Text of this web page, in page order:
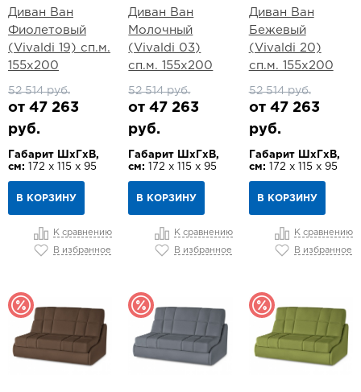
Диван Ван
Фиолетовый
(Vivaldi 19) сп.м.
155х200
52 514 руб.
от 47 263
руб.
Габарит ШхГхВ,
см: 172 х 115 х 95
В КОРЗИНУ
К сравнению
В избранное
Диван Ван
Молочный
(Vivaldi 03)
сп.м. 155х200
52 514 руб.
от 47 263
руб.
Габарит ШхГхВ,
см:
172 х 115 х 95
В КОРЗИНУ
К сравнению
В избранное
Диван Ван
Бежевый
(Vivaldi 20)
сп.м. 155х200
52 514 руб.
от 47 263
руб.
Габарит ШхГхВ,
см: 172 х 115 х 95
В КОРЗИНУ
К сравнению
В избранное